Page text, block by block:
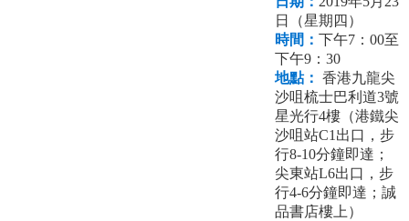
日（星期四）
時間： 下午7：00至
下午9：30
地點： 香港九龍尖
沙咀梳士巴利道3號
星光行4樓（港鐵尖
沙咀站C1出口，步
行8-10分鐘即達；
尖東站L6出口，步
行4-6分鐘即達；誠
品書店樓上）